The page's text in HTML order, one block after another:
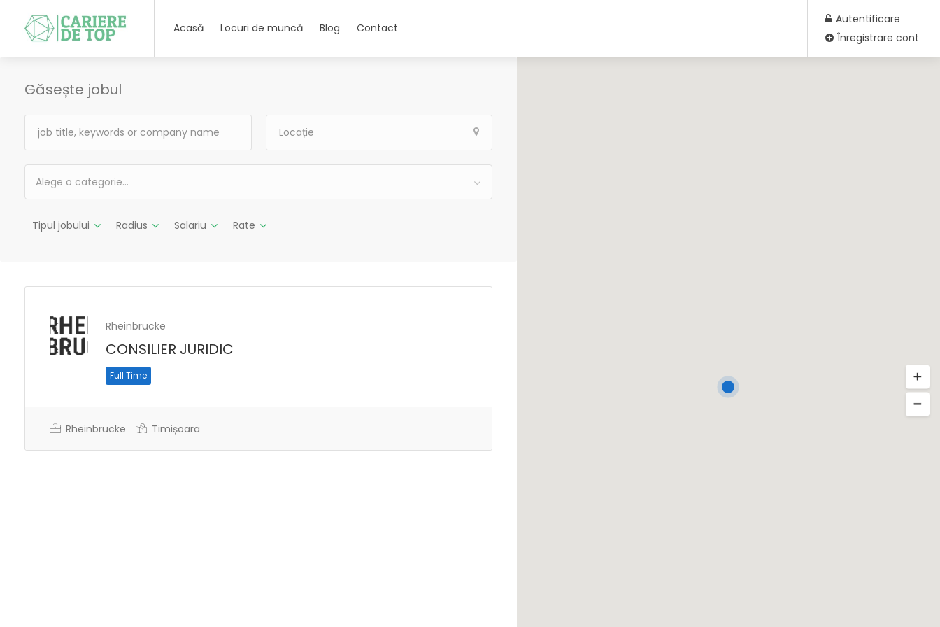
Acasă Locuri de muncă Blog Contact
Autentificare
Înregistrare cont
Găsește jobul
Alege o categorie…
Tipul jobului Radius Salariu Rate
Rheinbrucke
CONSILIER JURIDIC
Full Time
Rheinbrucke Timișoara